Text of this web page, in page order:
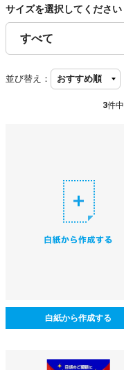
サイズを選択してください
並び替え：
3件中
白紙から作成する